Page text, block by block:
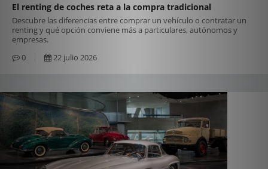
El renting de coches reta a la compra tradicional
Descubre las diferencias entre comprar un vehículo o contratar un
renting y qué opción conviene más a particulares, autónomos y
empresas.
0
22 julio 2026